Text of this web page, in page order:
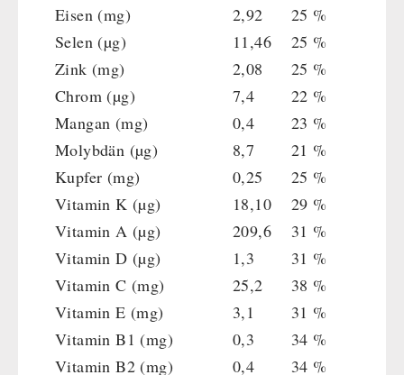
Eisen (mg)
2,92
25 %
Selen (µg)
11,46
25 %
Zink (mg)
2,08
25 %
Chrom (µg)
7,4
22 %
Mangan (mg)
0,4
23 %
Molybdän (µg)
8,7
21 %
Kupfer (mg)
0,25
25 %
Vitamin K (µg)
18,10
29 %
Vitamin A (µg)
209,6
31 %
Vitamin D (µg)
1,3
31 %
Vitamin C (mg)
25,2
38 %
Vitamin E (mg)
3,1
31 %
Vitamin B1 (mg)
0,3
34 %
Vitamin B2 (mg)
0,4
34 %